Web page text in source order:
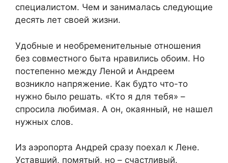
специалистом. Чем и занималась следующие
десять лет своей жизни.
Удобные и необременительные отношения
без совместного быта нравились обоим. Но
постепенно между Леной и Андреем
возникло напряжение. Как будто что-то
нужно было решать. «Кто я для тебя» –
спросила любимая. А он, окаянный, не нашел
нужных слов.
Из аэропорта Андрей сразу поехал к Лене.
Уставший, помятый, но – счастливый.